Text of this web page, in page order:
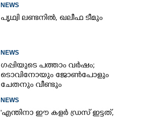
NEWS
പൃഥ്വി ലണ്ടനിൽ, ഖലീഫ ടീമും
NEWS
ഗപ്പിയുടെ പത്താം വർഷം;​
ടൊവിനോയും ജോൺപോളും
ചേതനും വീണ്ടും
NEWS
'എന്തിനാ ഈ കളർ ഡ്രസ് ഇട്ടത്,